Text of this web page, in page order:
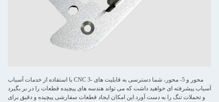
با استفاده از خدمات آسیاب CNC 3- محور و 5- محور، شما دسترسی به قابلیت های
آسیاب پیشرفته ای خواهید داشت که می تواند هندسه های پیچیده قطعات را در بر بگیرد
و تحملات تنگ را به دست آورد.این امکان ایجاد قطعات سفارشی پیچیده و دقیق برای